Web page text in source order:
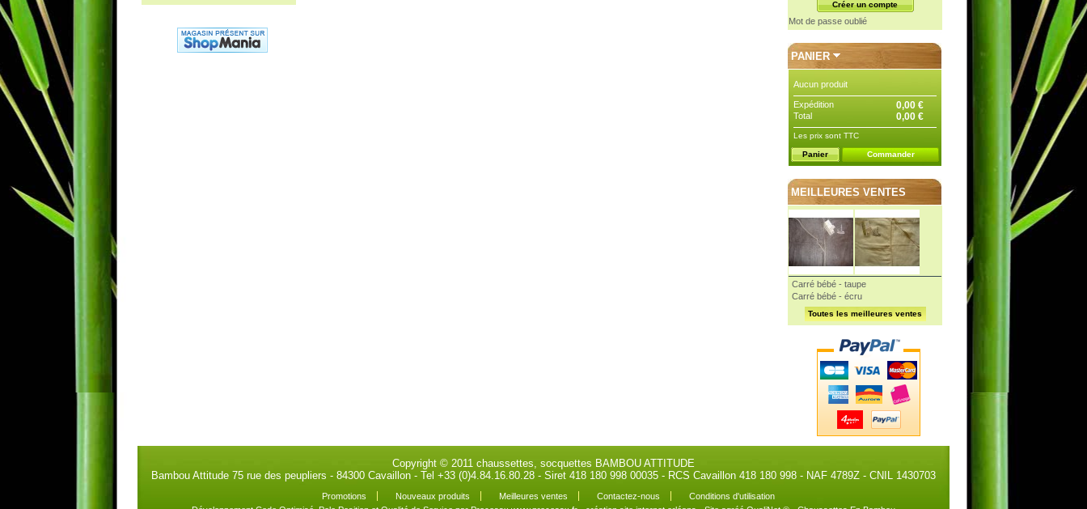
Mot de passe oublié
PANIER
Aucun produit
Expédition 0,00 €
Total 0,00 €
Les prix sont TTC
Panier Commander
MEILLEURES VENTES
Carré bébé - taupe
Carré bébé - écru
Toutes les meilleures ventes
Copyright © 2011 chaussettes, socquettes BAMBOU ATTITUDE
Bambou Attitude 75 rue des peupliers - 84300 Cavaillon - Tel +33 (0)4.84.16.80.28 - Siret 418 180 998 00035 - RCS Cavaillon 418 180 998 - NAF 4789Z - CNIL 1430703
Promotions Nouveaux produits Meilleures ventes Contactez-nous
Conditions d'utilisation